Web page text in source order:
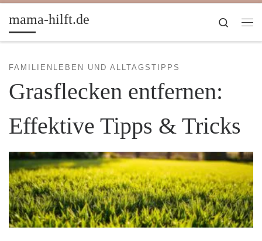
Zum Inhalt springen
mama-hilft.de
Search
FAMILIENLEBEN UND ALLTAGSTIPPS
Grasflecken entfernen:
Effektive Tipps & Tricks